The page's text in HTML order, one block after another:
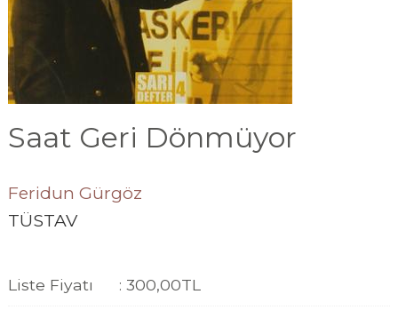
Saat Geri Dönmüyor
Feridun Gürgöz
TÜSTAV
Liste Fiyatı : 300,00TL